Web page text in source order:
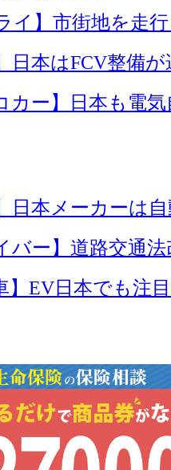
イ】市街地を走
日本はFCV整備が
カー】日本も電
日本メーカーは
バー】道路交通
】EV日本でも注